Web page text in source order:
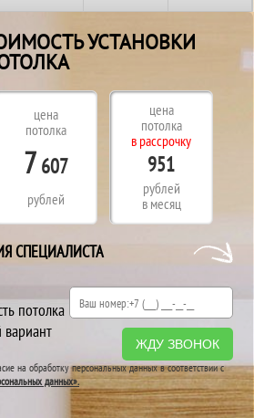
УСТАНОВКИ
цена
потолка
7 607
рублей
цена
потолка
в рассрочку
951
рублей
в месяц
СПЕЦИАЛИСТА
потолка
ЖДУ ЗВОНОК
на обработку персональных данных в соответствии с
данных».